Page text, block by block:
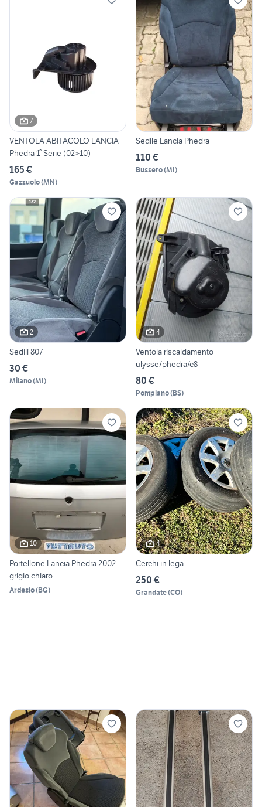
7
VENTOLA ABITACOLO LANCIA
Phedra 1° Serie (02>10)
165 €
Gazzuolo(MN)
Sedile Lancia Phedra
110 €
Bussero(MI)
2
Sedili 807
30 €
Milano(MI)
4
Ventola riscaldamento
ulysse/phedra/c8
80 €
Pompiano(BS)
10
Portellone Lancia Phedra 2002
grigio chiaro
Ardesio(BG)
4
Cerchi in lega
250 €
Grandate(CO)